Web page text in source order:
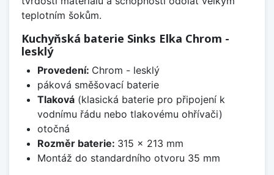
teplotním šokům.
Kuchyňská baterie Sinks Elka Chrom -
lesklý
Provedení: Chrom - lesklý
páková směšovací baterie
Tlaková(klasická baterie pro připojení k
vodnímu řádu nebo tlakovému ohřívači)
otočná
Rozměr baterie: 315 x 213 mm
Montáž do standardního otvoru 35 mm